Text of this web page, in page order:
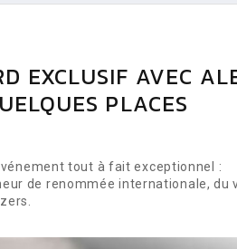
EXCLUSIF AVEC
PLACES
tout à fait exceptionnel :
de renommée internationale, du